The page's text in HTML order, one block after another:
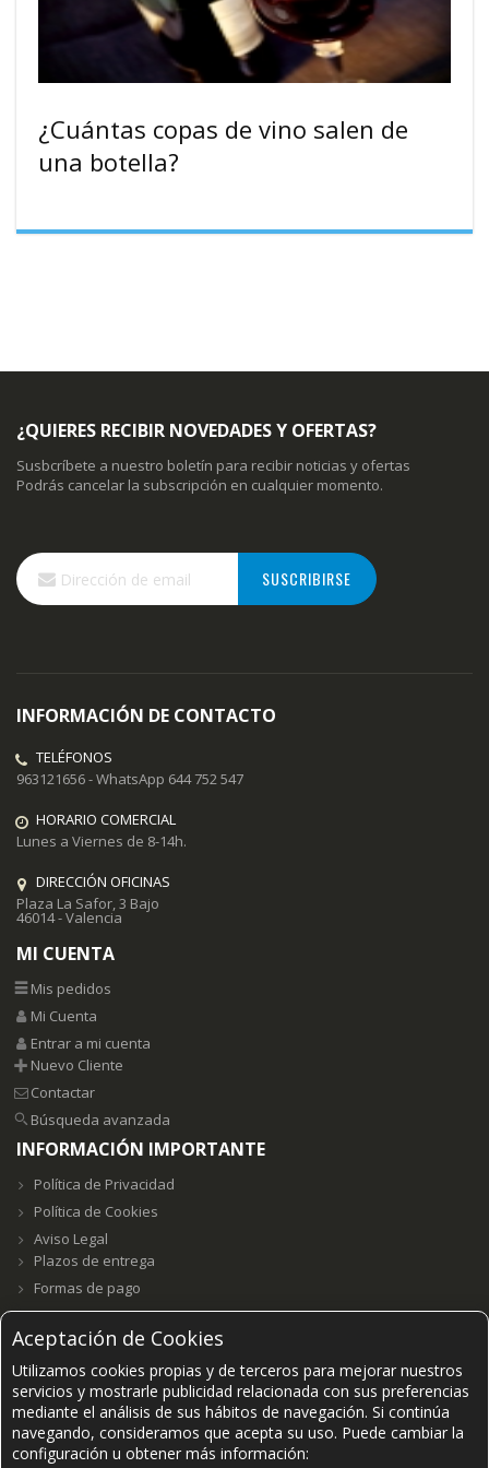
Aceptación de Cookies
Utilizamos cookies propias y de terceros para mejorar nuestros
servicios y mostrarle publicidad relacionada con sus preferencias
mediante el análisis de sus hábitos de navegación. Si continúa
navegando, consideramos que acepta su uso. Puede cambiar la
configuración u obtener más información:
¿Cuántas copas de vino salen de
una botella?
¿QUIERES RECIBIR NOVEDADES Y OFERTAS?
Susbcríbete a nuestro boletín para recibir noticias y ofertas
Podrás cancelar la subscripción en cualquier momento.
Inscríbase
a
nuestro
SUSCRIBIRSE
INFORMACIÓN DE CONTACTO
TELÉFONOS
963121656 - WhatsApp 644 752 547
HORARIO COMERCIAL
Lunes a Viernes de 8-14h.
DIRECCIÓN OFICINAS
Plaza La Safor, 3 Bajo
46014 - Valencia
MI CUENTA
Mis pedidos
Mi Cuenta
Entrar a mi cuenta
Nuevo Cliente
Contactar
Búsqueda avanzada
INFORMACIÓN IMPORTANTE
Política de Privacidad
Política de Cookies
Aviso Legal
Plazos de entrega
Formas de pago
Grupo E23W Distribuciones, S.L. B98123102 ©2021- 2026.
PAGOS SEGUROS ACEPTADOS